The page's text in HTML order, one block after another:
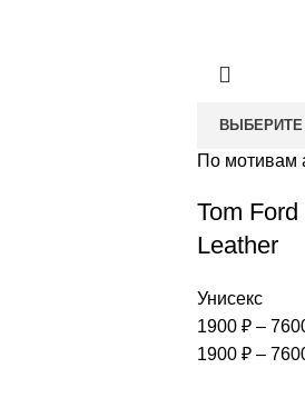
По мотивам
Tom
Leather
Унисекс
1900 ₽ –
1900 ₽ –